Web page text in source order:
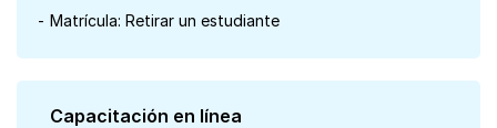
Matrícula: Retirar un estudiante
Capacitación en línea